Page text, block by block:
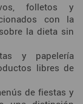
folletos y
con la
la dieta sin
y papelería
libres de
de fiestas y